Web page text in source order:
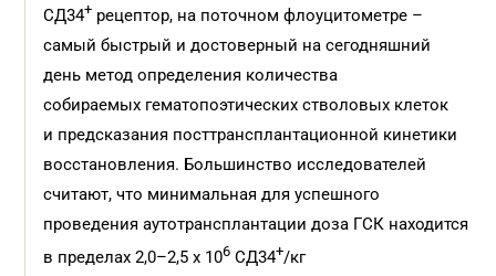
СД34+ рецептор, на поточном флоуцитометре –
самый быстрый и достоверный на сегодняшний
день метод определения количества
собираемых гематопоэтических стволовых клеток
и предсказания посттрансплантационной кинетики
восстановления. Большинство исследователей
считают, что минимальная для успешного
проведения аутотрансплантации доза ГСК находится
в пределах 2,0–2,5 х 106 СД34+/кг